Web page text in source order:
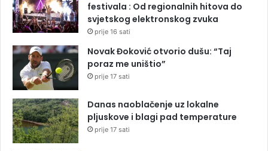
festivala : Od regionalnih hitova do
svjetskog elektronskog zvuka
prije 16 sati
Novak Đoković otvorio dušu: “Taj
poraz me uništio”
prije 17 sati
Danas naoblačenje uz lokalne
pljuskove i blagi pad temperature
prije 17 sati